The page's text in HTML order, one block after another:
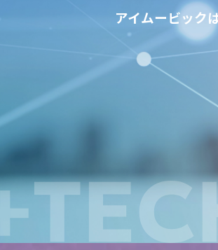
アイムービック
お客様対談
コーポレートサイト
ANAシステムズ株式会社
2026.07.15 JON・
2026.07.28 お盆期間の営
2026.07.22 【出展情報